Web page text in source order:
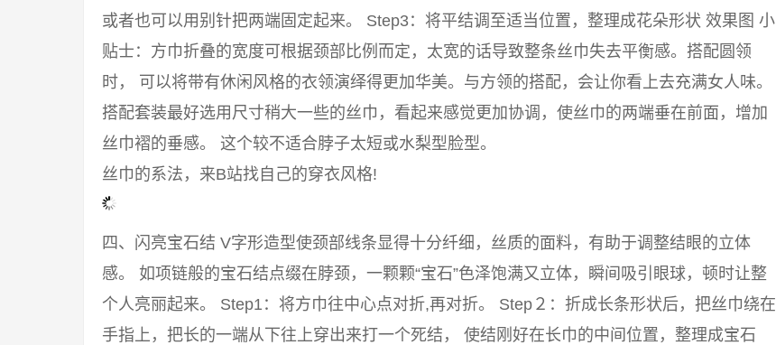
或者也可以用别针把两端固定起来。 Step3：将平结调至适当位置，整理成花朵形状 效果图 小
贴士：方巾折叠的宽度可根据颈部比例而定，太宽的话导致整条丝巾失去平衡感。搭配圆领
时， 可以将带有休闲风格的衣领演绎得更加华美。与方领的搭配，会让你看上去充满女人味。
搭配套装最好选用尺寸稍大一些的丝巾，看起来感觉更加协调，使丝巾的两端垂在前面，增加
丝巾褶的垂感。 这个较不适合脖子太短或水梨型脸型。
丝巾的系法，来B站找自己的穿衣风格!
四、闪亮宝石结 V字形造型使颈部线条显得十分纤细，丝质的面料，有助于调整结眼的立体
感。 如项链般的宝石结点缀在脖颈，一颗颗“宝石”色泽饱满又立体，瞬间吸引眼球，顿时让整
个人亮丽起来。 Step1：将方巾往中心点对折,再对折。 Step２：折成长条形状后，把丝巾绕在
手指上，把长的一端从下往上穿出来打一个死结， 使结刚好在长巾的中间位置，整理成宝石